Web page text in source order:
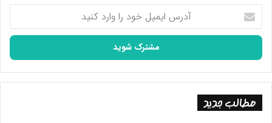
آدرس
ایمیل
خود
وارد
کنید
مطالب جدید